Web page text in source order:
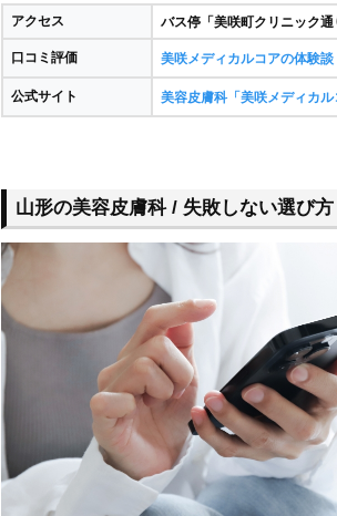
アクセス バス停「美咲町クリニック
口コミ評価 美咲メディカルコアの体験談
公式サイト 美容皮膚科「美咲メディカル
山形の美容皮膚科 / 失敗しない選び方